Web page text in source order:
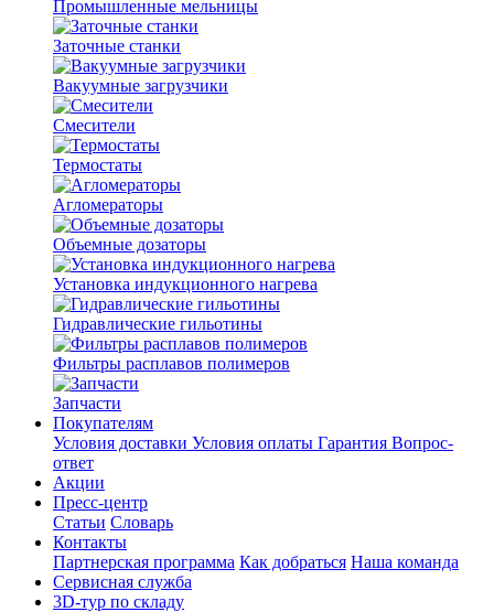
Промышленные мельницы
Заточные станки
Вакуумные загрузчики
Смесители
Термостаты
Агломераторы
Объемные дозаторы
Установка индукционного нагрева
Гидравлические гильотины
Фильтры расплавов полимеров
Запчасти
Покупателям
Условия доставки Условия оплаты Гарантия Вопрос-
ответ
Акции
Пресс-центр
Статьи Словарь
Контакты
Партнерская программа Как добраться Наша команда
Сервисная служба
3D-тур по складу